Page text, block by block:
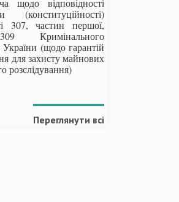
щодо відповідності
(конституційності)
307, частин першої,
Кримінального
(щодо гарантій
для захисту майнових
розслідування)
Переглянути всі